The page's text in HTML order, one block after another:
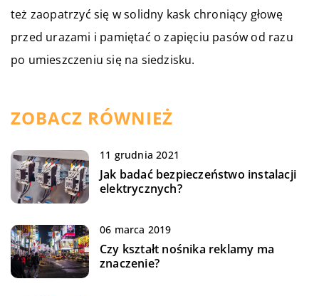
też zaopatrzyć się w solidny kask chroniący głowę
przed urazami i pamiętać o zapięciu pasów od razu
po umieszczeniu się na siedzisku.
ZOBACZ RÓWNIEŻ
11 grudnia 2021
Jak badać bezpieczeństwo instalacji
elektrycznych?
06 marca 2019
Czy kształt nośnika reklamy ma
znaczenie?